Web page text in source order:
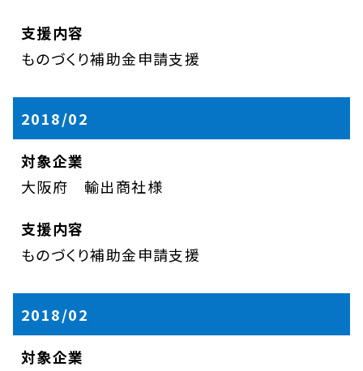
ものづくり補助金申請支援
2018/02
大阪府 輸出商社様
ものづくり補助金申請支援
2018/02